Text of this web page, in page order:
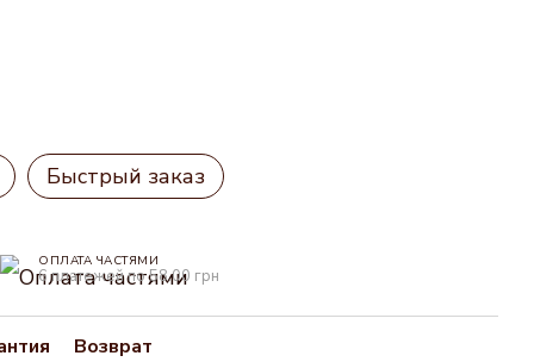
Быстрый заказ
ОПЛАТА ЧАСТЯМИ
6 платежей по 58.00 грн
Возврат